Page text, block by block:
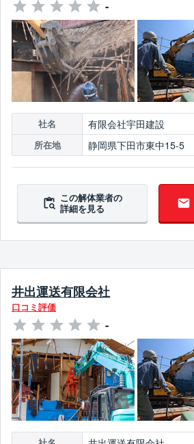
-
社名 有限会社宇田建設
所在地 静岡県下田市東中15-5
この解体業者の
詳細を見る
井出運送有限会社
口コミ評価
-